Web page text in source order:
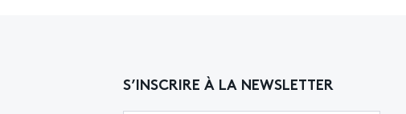
S’INSCRIRE À LA NEWSLETTER